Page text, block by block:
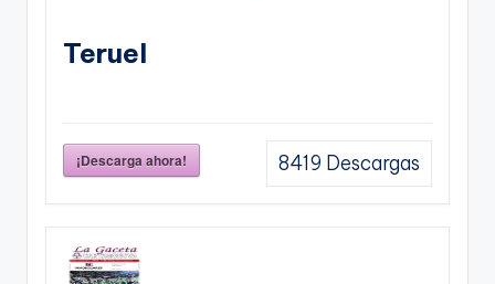
Teruel
¡Descarga ahora! 8419 Descargas